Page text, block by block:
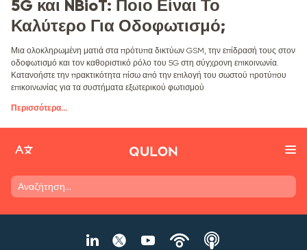
5G και NBioT: Ποιο Είναι Το
Καλύτερο Για Οδοφωτισμό;
Μια ολοκληρωμένη ματιά στα πρότυπα δικτύων GSM, την επίδρασή τους στον
οδοφωτισμό και τον καθοριστικό ρόλο του 5G στη σύγχρονη επικοινωνία.
Κατανοήστε την πρακτικότητα πίσω από την επιλογή του σωστού προτύπου
επικοινωνίας για τα συστήματα εξωτερικού φωτισμού
Περισσότερα...